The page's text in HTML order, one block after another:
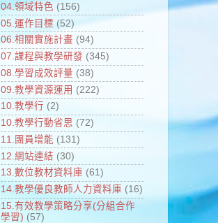
04.領域特色 (156)
05.運作目標 (52)
06.相關實施計畫 (94)
07.課程與教學研發 (345)
08.學習成效評量 (38)
09.教學資源運用 (222)
10.教學行 (2)
10.教學行動省思 (72)
11.團員增能 (131)
12.網站連結 (30)
13.數位教材資料庫 (61)
14.教學優良教師人力資料庫 (16)
15.有效教學策略分享(分組合作
學習) (57)